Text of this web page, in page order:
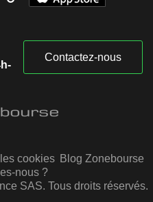
Contactez-nous
cookies Blog Zonebourse
nous ?
SAS. Tous droits réservés.